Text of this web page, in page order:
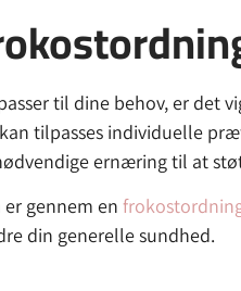
til dine behov, er
tilpasses individuelle
ernæring til at
gennem en
din generelle sundhed.